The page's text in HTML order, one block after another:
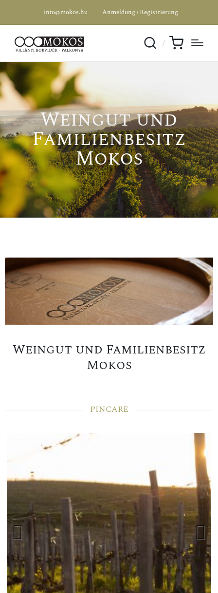
info@mokos.hu Anmeldung / Registrierung
Weingut und
Familienbesitz
Mokos
Weingut und Familienbesitz
Mokos
PINCARE
Previ
ous
Next